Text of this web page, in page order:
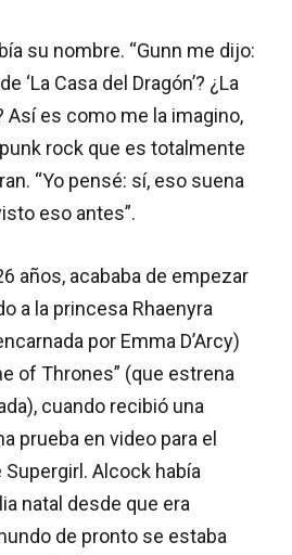
su nombre. “Gunn me dijo:
‘La Casa del Dragón’? ¿La
Así es como me la imagino,
rock que es totalmente
“Yo pensé: sí, eso suena
eso antes”.
años, acababa de empezar
a la princesa Rhaenyra
por Emma D’Arcy)
of Thrones” (que estrena
cuando recibió una
prueba en video para el
Alcock había
natal desde que era
de pronto se estaba